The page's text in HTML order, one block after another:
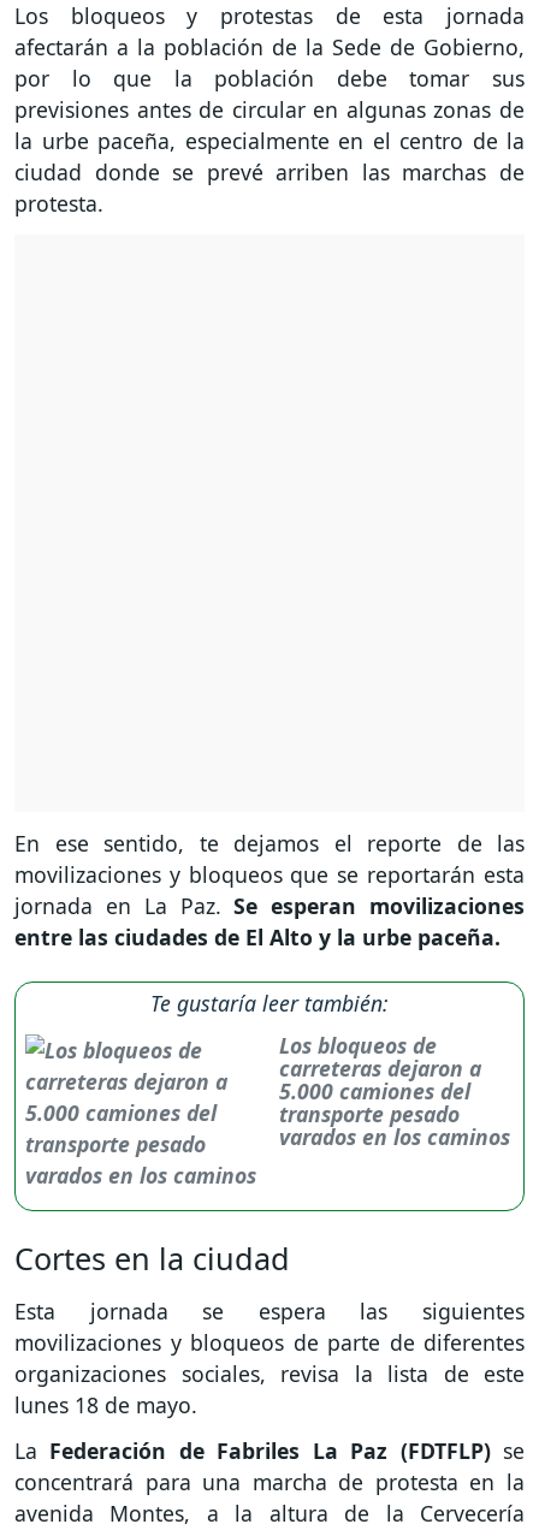
Los bloqueos y protestas de esta jornada
afectarán a la población de la Sede de Gobierno,
por lo que la población debe tomar sus
previsiones antes de circular en algunas zonas de
la urbe paceña, especialmente en el centro de la
ciudad donde se prevé arriben las marchas de
protesta.
En ese sentido, te dejamos el reporte de las
movilizaciones y bloqueos que se reportarán esta
jornada en La Paz.Se esperan movilizaciones
entre las ciudades de El Alto y la urbe paceña.
Te gustaría leer también:
Los bloqueos de
carreteras dejaron a
5.000 camiones del
transporte pesado
varados en los caminos
Cortes en la ciudad
Esta jornada se espera las siguientes
movilizaciones y bloqueos de parte de diferentes
organizaciones sociales, revisa la lista de este
lunes 18 de mayo.
La Federación de Fabriles La Paz (FDTFLP) se
concentrará para una marcha de protesta en la
avenida Montes, a la altura de la Cervecería